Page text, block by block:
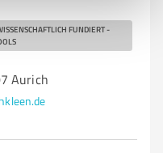
FUNDIERT -
Aurich